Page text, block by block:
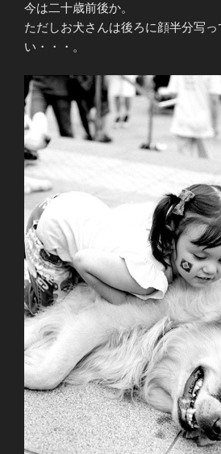
今は二十歳前後か。
ただしお犬さんは後ろに顔半分写
い・・・。